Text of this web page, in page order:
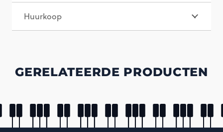
Huurkoop
GERELATEERDE PRODUCTEN